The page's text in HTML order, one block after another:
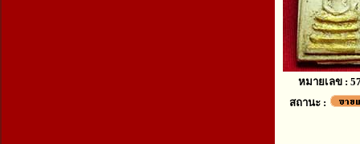
หมายเลข :
สถานะ :